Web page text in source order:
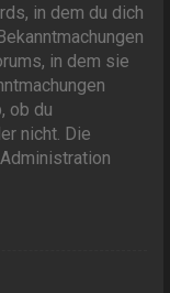
in dem du dich
in dem sie
ob du
nicht. Die